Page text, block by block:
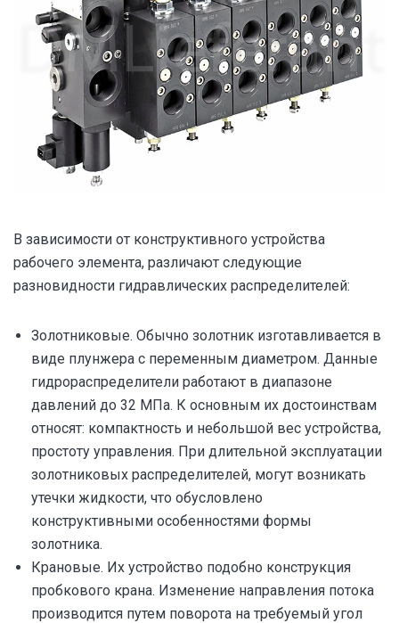
В зависимости от конструктивного устройства
рабочего элемента, различают следующие
разновидности гидравлических распределителей:
Золотниковые. Обычно золотник изготавливается в
виде плунжера с переменным диаметром. Данные
гидрораспределители работают в диапазоне
давлений до 32 МПа. К основным их достоинствам
относят: компактность и небольшой вес устройства,
простоту управления. При длительной эксплуатации
золотниковых распределителей, могут возникать
утечки жидкости, что обусловлено
конструктивными особенностями формы
золотника.
Крановые. Их устройство подобно конструкция
пробкового крана. Изменение направления потока
производится путем поворота на требуемый угол